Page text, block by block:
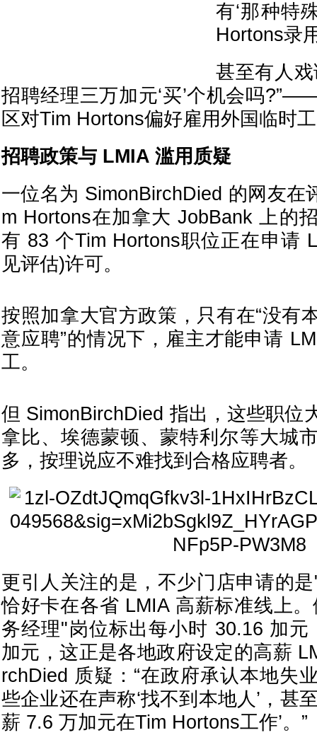
有‘那种特
Hortons录
甚至有人
招聘经理三万加元‘买’个机会吗
区对Tim Hortons偏好雇用外国临时
招聘政策与 LMIA 滥用质疑
一位名为 SimonBirchDied 的网友在
m Hortons在加拿大 JobBank 上的
有 83 个Tim Hortons职位正在申请
见评估)许可。
按照加拿大官方政策，只有在“没有
意应聘”的情况下，雇主才能申请
工。
但 SimonBirchDied 指出，这些职位
拿比、埃德蒙顿、蒙特利尔等大城
多，按理说应不难找到合格应聘者。
更引人关注的是，不少门店申请的
恰好卡在各省 LMIA 高薪标准线上
务经理"岗位标出每小时 30.16 加元
加元，这正是各地政府设定的高薪
rchDied 质疑：“在政府承认本地失
些企业还在声称‘找不到本地人’，甚
薪 7.6 万加元在Tim Hortons工作’。”